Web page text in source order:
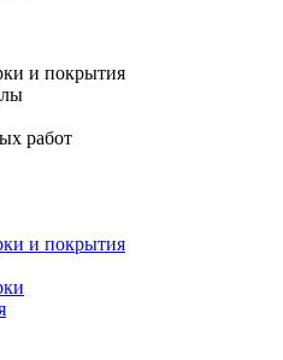
и покрытия
работ
и покрытия